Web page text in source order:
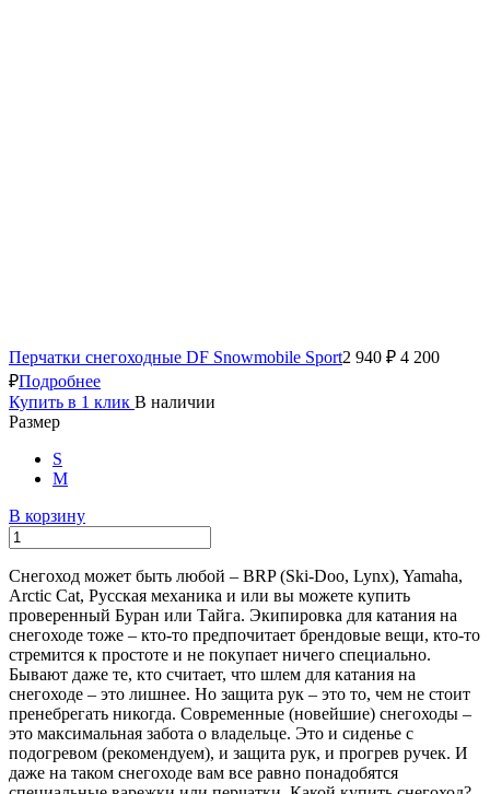
Перчатки снегоходные DF Snowmobile Sport2 940 ₽ 4 200
₽Подробнее
Купить в 1 клик В наличии
Размер
S
M
В корзину
Снегоход может быть любой – BRP (Ski-Doo, Lynx), Yamaha,
Arctic Cat, Русская механика и или вы можете купить
проверенный Буран или Тайга. Экипировка для катания на
снегоходе тоже – кто-то предпочитает брендовые вещи, кто-то
стремится к простоте и не покупает ничего специально.
Бывают даже те, кто считает, что шлем для катания на
снегоходе – это лишнее. Но защита рук – это то, чем не стоит
пренебрегать никогда. Современные (новейшие) снегоходы –
это максимальная забота о владельце. Это и сиденье с
подогревом (рекомендуем), и защита рук, и прогрев ручек. И
даже на таком снегоходе вам все равно понадобятся